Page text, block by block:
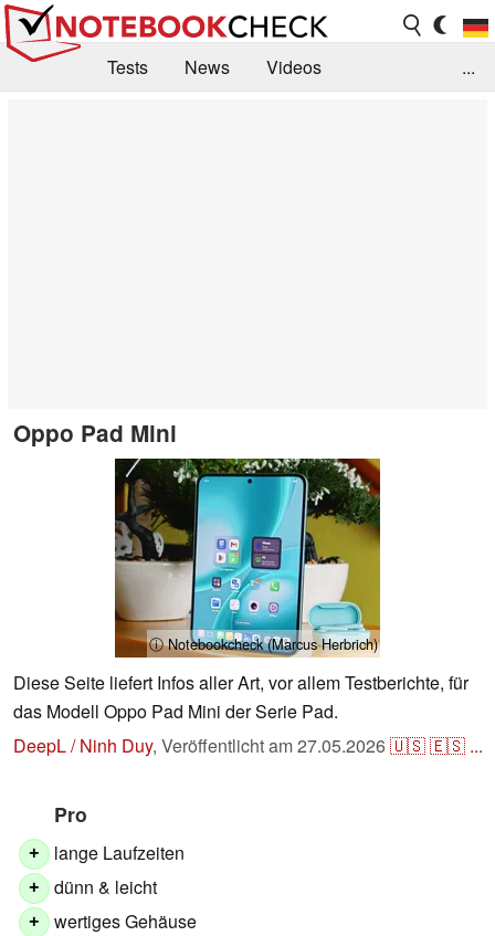
Tests News
Videos
...
Oppo Pad Mini
ⓘ Notebookcheck (Marcus Herbrich)
Diese Seite liefert Infos aller Art, vor allem Testberichte, für
das Modell Oppo Pad Mini der Serie Pad.
DeepL / Ninh Duy, Veröffentlicht am27.05.2026🇺🇸🇪🇸 ...
Pro
+ lange Laufzeiten
+ dünn & leicht
+ wertiges Gehäuse